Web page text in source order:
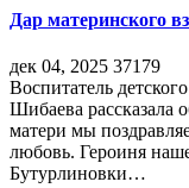
Дар материнского
дек 04, 2025 37179
Воспитатель
Шибаева рассказала
матери мы
любовь. Героиня
Бутурлиновки…